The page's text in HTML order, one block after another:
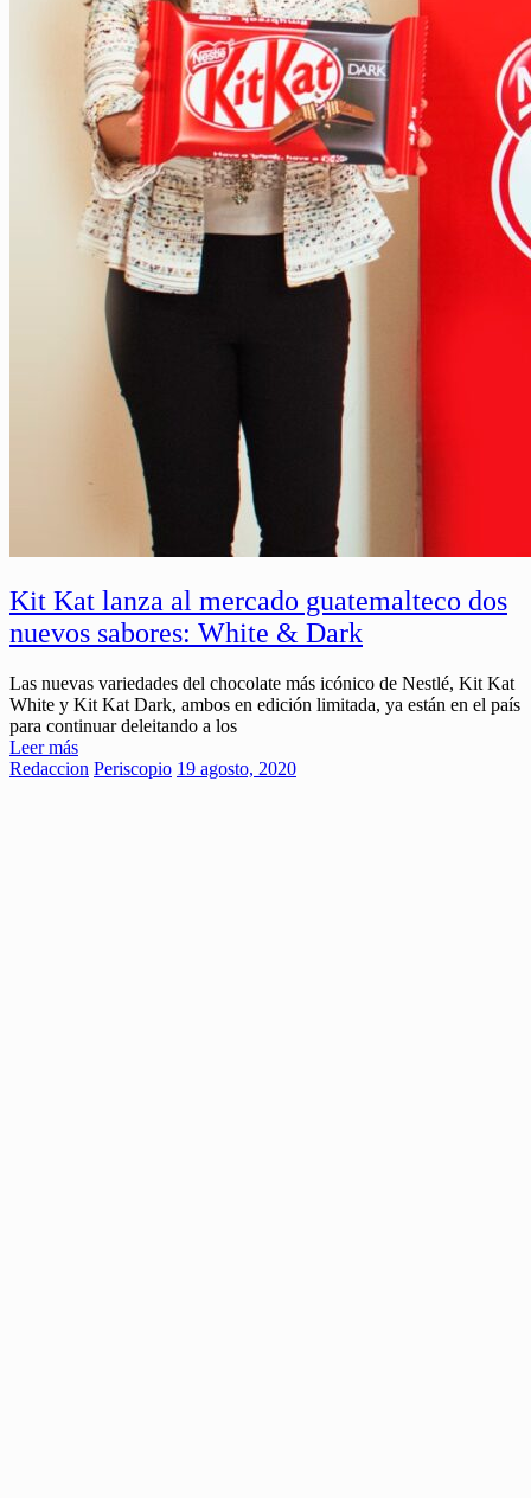
Kit Kat lanza al mercado guatemalteco dos
nuevos sabores: White & Dark
Las nuevas variedades del chocolate más icónico de Nestlé, Kit Kat
White y Kit Kat Dark, ambos en edición limitada, ya están en el país
para continuar deleitando a los
Leer más
Redaccion Periscopio 19 agosto, 2020